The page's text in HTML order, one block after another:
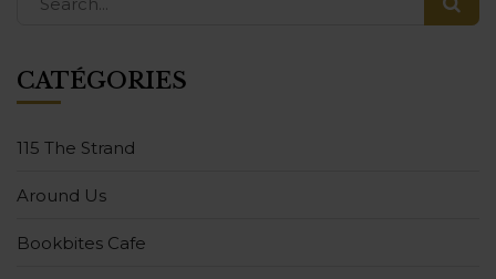
CATÉGORIES
115 The Strand
Around Us
Bookbites Cafe